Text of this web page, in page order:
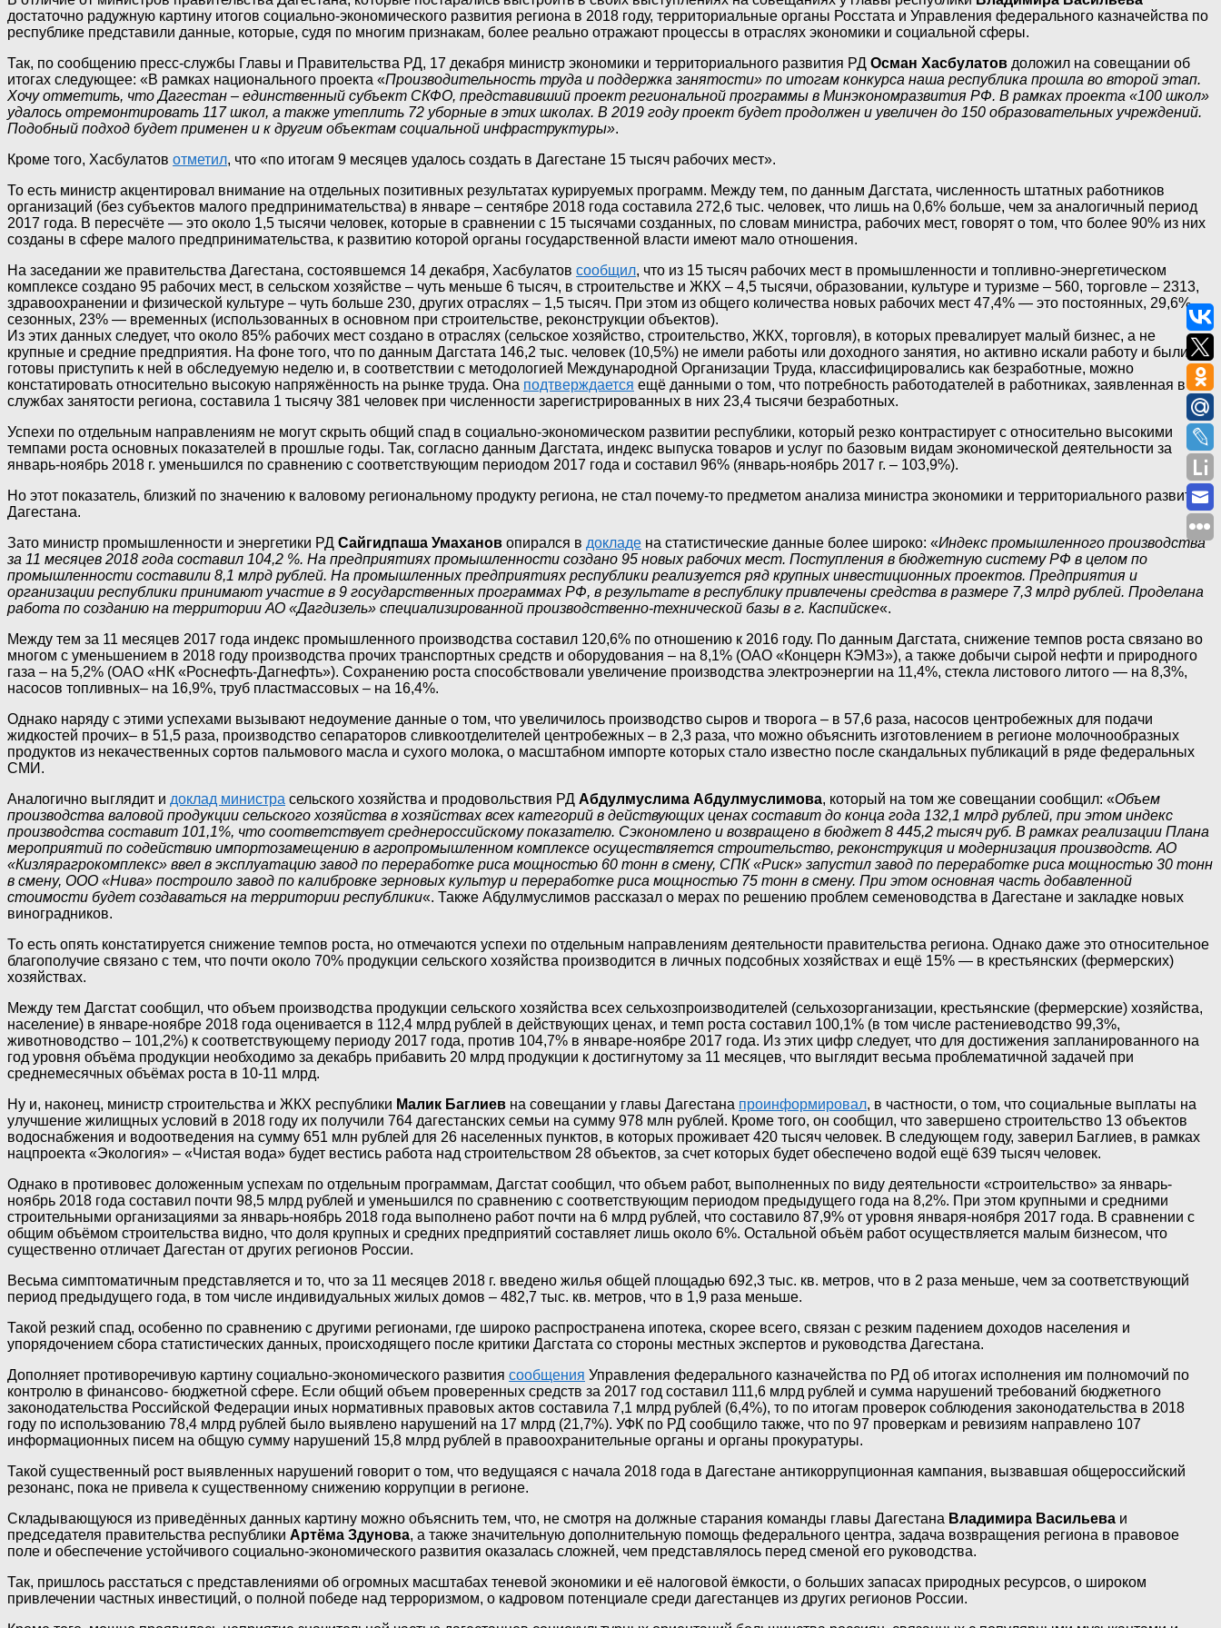
достаточно радужную картину итогов социально-экономического развития региона в 2018 году, территориальные органы Росстата и Управления федерального казначейства по
республике представили данные, которые, судя по многим признакам, более реально отражают процессы в отраслях экономики и социальной сферы.
Так, по сообщению пресс-службы Главы и Правительства РД, 17 декабря министр экономики и территориального развития РД Осман Хасбулатов доложил на совещании об
итогах следующее: «В рамках национального проекта «Производительность труда и поддержка занятости» по итогам конкурса наша республика прошла во второй этап.
Хочу отметить, что Дагестан – единственный субъект СКФО, представивший проект региональной программы в Минэкономразвития РФ. В рамках проекта «100 школ»
удалось отремонтировать 117 школ, а также утеплить 72 уборные в этих школах. В 2019 году проект будет продолжен и увеличен до 150 образовательных учреждений.
Подобный подход будет применен и к другим объектам социальной инфраструктуры».
Кроме того, Хасбулатов отметил, что «по итогам 9 месяцев удалось создать в Дагестане 15 тысяч рабочих мест».
То есть министр акцентировал внимание на отдельных позитивных результатах курируемых программ. Между тем, по данным Дагстата, численность штатных работников
организаций (без субъектов малого предпринимательства) в январе – сентябре 2018 года составила 272,6 тыс. человек, что лишь на 0,6% больше, чем за аналогичный период
2017 года. В пересчёте — это около 1,5 тысячи человек, которые в сравнении с 15 тысячами созданных, по словам министра, рабочих мест, говорят о том, что более 90% из них
созданы в сфере малого предпринимательства, к развитию которой органы государственной власти имеют мало отношения.
На заседании же правительства Дагестана, состоявшемся 14 декабря, Хасбулатов сообщил, что из 15 тысяч рабочих мест в промышленности и топливно-энергетическом
комплексе создано 95 рабочих мест, в сельском хозяйстве – чуть меньше 6 тысяч, в строительстве и ЖКХ – 4,5 тысячи, образовании, культуре и туризме – 560, торговле – 2313,
здравоохранении и физической культуре – чуть больше 230, других отраслях – 1,5 тысяч. При этом из общего количества новых рабочих мест 47,4% — это постоянных, 29,6% —
сезонных, 23% — временных (использованных в основном при строительстве, реконструкции объектов).
Из этих данных следует, что около 85% рабочих мест создано в отраслях (сельское хозяйство, строительство, ЖКХ, торговля), в которых превалирует малый бизнес, а не
крупные и средние предприятия. На фоне того, что по данным Дагстата 146,2 тыс. человек (10,5%) не имели работы или доходного занятия, но активно искали работу и были
готовы приступить к ней в обследуемую неделю и, в соответствии с методологией Международной Организации Труда, классифицировались как безработные, можно
констатировать относительно высокую напряжённость на рынке труда. Она подтверждается ещё данными о том, что потребность работодателей в работниках, заявленная в
службах занятости региона, составила 1 тысячу 381 человек при численности зарегистрированных в них 23,4 тысячи безработных.
Успехи по отдельным направлениям не могут скрыть общий спад в социально-экономическом развитии республики, который резко контрастирует с относительно высокими
темпами роста основных показателей в прошлые годы. Так, согласно данным Дагстата, индекс выпуска товаров и услуг по базовым видам экономической деятельности за
январь-ноябрь 2018 г. уменьшился по сравнению с соответствующим периодом 2017 года и составил 96% (январь-ноябрь 2017 г. – 103,9%).
Но этот показатель, близкий по значению к валовому региональному продукту региона, не стал почему-то предметом анализа министра экономики и территориального развития
Дагестана.
Зато министр промышленности и энергетики РД Сайгидпаша Умаханов опирался в докладе на статистические данные более широко: «Индекс промышленного производства
за 11 месяцев 2018 года составил 104,2 %. На предприятиях промышленности создано 95 новых рабочих мест. Поступления в бюджетную систему РФ в целом по
промышленности составили 8,1 млрд рублей. На промышленных предприятиях республики реализуется ряд крупных инвестиционных проектов. Предприятия и
организации республики принимают участие в 9 государственных программах РФ, в результате в республику привлечены средства в размере 7,3 млрд рублей. Проделана
работа по созданию на территории АО «Дагдизель» специализированной производственно-технической базы в г. Каспийске«.
Между тем за 11 месяцев 2017 года индекс промышленного производства составил 120,6% по отношению к 2016 году. По данным Дагстата, снижение темпов роста связано во
многом с уменьшением в 2018 году производства прочих транспортных средств и оборудования – на 8,1% (ОАО «Концерн КЭМЗ»), а также добычи сырой нефти и природного
газа – на 5,2% (ОАО «НК «Роснефть-Дагнефть»). Сохранению роста способствовали увеличение производства электроэнергии на 11,4%, стекла листового литого — на 8,3%,
насосов топливных– на 16,9%, труб пластмассовых – на 16,4%.
Однако наряду с этими успехами вызывают недоумение данные о том, что увеличилось производство сыров и творога – в 57,6 раза, насосов центробежных для подачи
жидкостей прочих– в 51,5 раза, производство сепараторов сливкоотделителей центробежных – в 2,3 раза, что можно объяснить изготовлением в регионе молочнообразных
продуктов из некачественных сортов пальмового масла и сухого молока, о масштабном импорте которых стало известно после скандальных публикаций в ряде федеральных
СМИ.
Аналогично выглядит и доклад министра сельского хозяйства и продовольствия РД Абдулмуслима Абдулмуслимова, который на том же совещании сообщил: «Объем
производства валовой продукции сельского хозяйства в хозяйствах всех категорий в действующих ценах составит до конца года 132,1 млрд рублей, при этом индекс
производства составит 101,1%, что соответствует среднероссийскому показателю. Сэкономлено и возвращено в бюджет 8 445,2 тысяч руб. В рамках реализации Плана
мероприятий по содействию импортозамещению в агропромышленном комплексе осуществляется строительство, реконструкция и модернизация производств. АО
«Кизлярагрокомплекс» ввел в эксплуатацию завод по переработке риса мощностью 60 тонн в смену, СПК «Риск» запустил завод по переработке риса мощностью 30 тонн
в смену, ООО «Нива» построило завод по калибровке зерновых культур и переработке риса мощностью 75 тонн в смену. При этом основная часть добавленной
стоимости будет создаваться на территории республики«. Также Абдулмуслимов рассказал о мерах по решению проблем семеноводства в Дагестане и закладке новых
виноградников.
То есть опять констатируется снижение темпов роста, но отмечаются успехи по отдельным направлениям деятельности правительства региона. Однако даже это относительное
благополучие связано с тем, что почти около 70% продукции сельского хозяйства производится в личных подсобных хозяйствах и ещё 15% — в крестьянских (фермерских)
хозяйствах.
Между тем Дагстат сообщил, что объем производства продукции сельского хозяйства всех сельхозпроизводителей (сельхозорганизации, крестьянские (фермерские) хозяйства,
население) в январе-ноябре 2018 года оценивается в 112,4 млрд рублей в действующих ценах, и темп роста составил 100,1% (в том числе растениеводство 99,3%,
животноводство – 101,2%) к соответствующему периоду 2017 года, против 104,7% в январе-ноябре 2017 года. Из этих цифр следует, что для достижения запланированного на
год уровня объёма продукции необходимо за декабрь прибавить 20 млрд продукции к достигнутому за 11 месяцев, что выглядит весьма проблематичной задачей при
среднемесячных объёмах роста в 10-11 млрд.
Ну и, наконец, министр строительства и ЖКХ республики Малик Баглиев на совещании у главы Дагестана проинформировал, в частности, о том, что социальные выплаты на
улучшение жилищных условий в 2018 году их получили 764 дагестанских семьи на сумму 978 млн рублей. Кроме того, он сообщил, что завершено строительство 13 объектов
водоснабжения и водоотведения на сумму 651 млн рублей для 26 населенных пунктов, в которых проживает 420 тысяч человек. В следующем году, заверил Баглиев, в рамках
нацпроекта «Экология» – «Чистая вода» будет вестись работа над строительством 28 объектов, за счет которых будет обеспечено водой ещё 639 тысяч человек.
Однако в противовес доложенным успехам по отдельным программам, Дагстат сообщил, что объем работ, выполненных по виду деятельности «строительство» за январь-
ноябрь 2018 года составил почти 98,5 млрд рублей и уменьшился по сравнению с соответствующим периодом предыдущего года на 8,2%. При этом крупными и средними
строительными организациями за январь-ноябрь 2018 года выполнено работ почти на 6 млрд рублей, что составило 87,9% от уровня января-ноября 2017 года. В сравнении с
общим объёмом строительства видно, что доля крупных и средних предприятий составляет лишь около 6%. Остальной объём работ осуществляется малым бизнесом, что
существенно отличает Дагестан от других регионов России.
Весьма симптоматичным представляется и то, что за 11 месяцев 2018 г. введено жилья общей площадью 692,3 тыс. кв. метров, что в 2 раза меньше, чем за соответствующий
период предыдущего года, в том числе индивидуальных жилых домов – 482,7 тыс. кв. метров, что в 1,9 раза меньше.
Такой резкий спад, особенно по сравнению с другими регионами, где широко распространена ипотека, скорее всего, связан с резким падением доходов населения и
упорядочением сбора статистических данных, происходящего после критики Дагстата со стороны местных экспертов и руководства Дагестана.
Дополняет противоречивую картину социально-экономического развития сообщения Управления федерального казначейства по РД об итогах исполнения им полномочий по
контролю в финансово- бюджетной сфере. Если общий объем проверенных средств за 2017 год составил 111,6 млрд рублей и сумма нарушений требований бюджетного
законодательства Российской Федерации иных нормативных правовых актов составила 7,1 млрд рублей (6,4%), то по итогам проверок соблюдения законодательства в 2018
году по использованию 78,4 млрд рублей было выявлено нарушений на 17 млрд (21,7%). УФК по РД сообщило также, что по 97 проверкам и ревизиям направлено 107
информационных писем на общую сумму нарушений 15,8 млрд рублей в правоохранительные органы и органы прокуратуры.
Такой существенный рост выявленных нарушений говорит о том, что ведущаяся с начала 2018 года в Дагестане антикоррупционная кампания, вызвавшая общероссийский
резонанс, пока не привела к существенному снижению коррупции в регионе.
Складывающуюся из приведённых данных картину можно объяснить тем, что, не смотря на должные старания команды главы Дагестана Владимира Васильева и
председателя правительства республики Артёма Здунова, а также значительную дополнительную помощь федерального центра, задача возвращения региона в правовое
поле и обеспечение устойчивого социально-экономического развития оказалась сложней, чем представлялось перед сменой его руководства.
Так, пришлось расстаться с представлениями об огромных масштабах теневой экономики и её налоговой ёмкости, о больших запасах природных ресурсов, о широком
привлечении частных инвестиций, о полной победе над терроризмом, о кадровом потенциале среди дагестанцев из других регионов России.